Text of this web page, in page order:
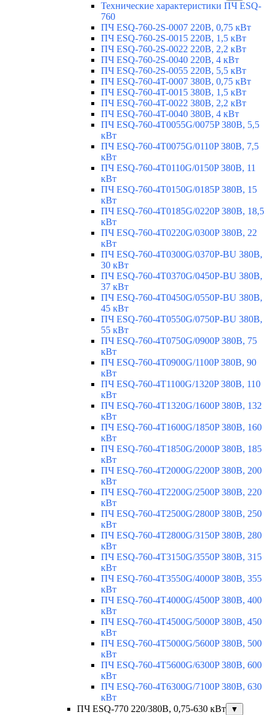
Технические характеристики ПЧ ESQ-
760
ПЧ ESQ-760-2S-0007 220В, 0,75 кВт
ПЧ ESQ-760-2S-0015 220В, 1,5 кВт
ПЧ ESQ-760-2S-0022 220В, 2,2 кВт
ПЧ ESQ-760-2S-0040 220В, 4 кВт
ПЧ ESQ-760-2S-0055 220В, 5,5 кВт
ПЧ ESQ-760-4T-0007 380В, 0,75 кВт
ПЧ ESQ-760-4T-0015 380В, 1,5 кВт
ПЧ ESQ-760-4T-0022 380В, 2,2 кВт
ПЧ ESQ-760-4T-0040 380В, 4 кВт
ПЧ ESQ-760-4T0055G/0075P 380В, 5,5
кВт
ПЧ ESQ-760-4T0075G/0110P 380В, 7,5
кВт
ПЧ ESQ-760-4T0110G/0150P 380В, 11
кВт
ПЧ ESQ-760-4T0150G/0185P 380В, 15
кВт
ПЧ ESQ-760-4T0185G/0220P 380В, 18,5
кВт
ПЧ ESQ-760-4T0220G/0300P 380В, 22
кВт
ПЧ ESQ-760-4T0300G/0370P-BU 380В,
30 кВт
ПЧ ESQ-760-4T0370G/0450P-BU 380В,
37 кВт
ПЧ ESQ-760-4T0450G/0550P-BU 380В,
45 кВт
ПЧ ESQ-760-4T0550G/0750P-BU 380В,
55 кВт
ПЧ ESQ-760-4T0750G/0900P 380В, 75
кВт
ПЧ ESQ-760-4T0900G/1100P 380В, 90
кВт
ПЧ ESQ-760-4T1100G/1320P 380В, 110
кВт
ПЧ ESQ-760-4T1320G/1600P 380В, 132
кВт
ПЧ ESQ-760-4T1600G/1850P 380В, 160
кВт
ПЧ ESQ-760-4T1850G/2000P 380В, 185
кВт
ПЧ ESQ-760-4T2000G/2200P 380В, 200
кВт
ПЧ ESQ-760-4T2200G/2500P 380В, 220
кВт
ПЧ ESQ-760-4T2500G/2800P 380В, 250
кВт
ПЧ ESQ-760-4T2800G/3150P 380В, 280
кВт
ПЧ ESQ-760-4T3150G/3550P 380В, 315
кВт
ПЧ ESQ-760-4T3550G/4000P 380В, 355
кВт
ПЧ ESQ-760-4T4000G/4500P 380В, 400
кВт
ПЧ ESQ-760-4T4500G/5000P 380В, 450
кВт
ПЧ ESQ-760-4T5000G/5600P 380В, 500
кВт
ПЧ ESQ-760-4T5600G/6300P 380В, 600
кВт
ПЧ ESQ-760-4T6300G/7100P 380В, 630
кВт
ПЧ ESQ-770 220/380В, 0,75-630 кВт
▼